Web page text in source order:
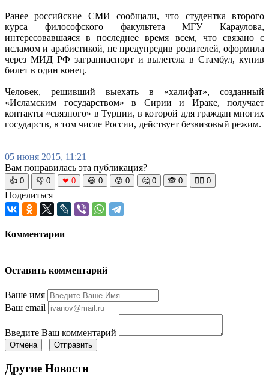
Ранее российские СМИ сообщали, что студентка второго
курса философского факультета МГУ Караулова,
интересовавшаяся в последнее время всем, что связано с
исламом и арабистикой, не предупредив родителей, оформила
через МИД РФ загранпаспорт и вылетела в Стамбул, купив
билет в один конец.
Человек, решивший выехать в «халифат», созданный
«Исламским государством» в Сирии и Ираке, получает
контакты «связного» в Турции, в которой для граждан многих
государств, в том числе России, действует безвизовый режим.
05 июня 2015, 11:21
Вам понравилась эта публикация?
👍 0 👎 0 ❤ 0 😆 0 😡 0 🤔 0 🙈 0 🧘‍♀️ 0
Поделиться
Комментарии
Оставить комментарий
Ваше имя
Ваш email
Введите Ваш комментарий
Отмена Отправить
Другие Новости